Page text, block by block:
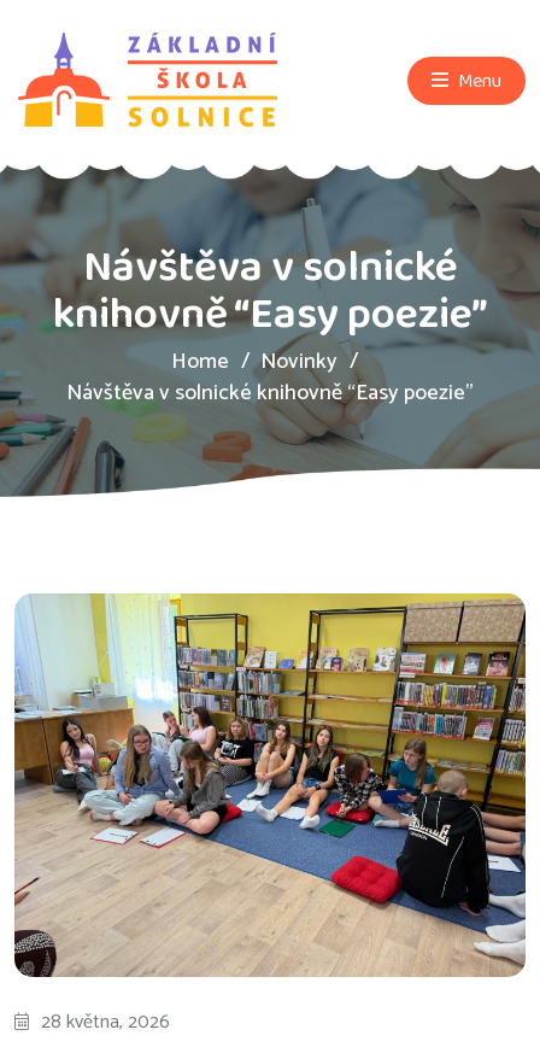
Menu
Návštěva v solnické
knihovně “Easy poezie”
Home
Novinky
Návštěva v solnické knihovně “Easy poezie”
28 května, 2026